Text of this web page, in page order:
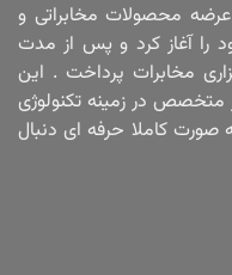
محصولات مخابراتی و
1383 فعالیت خود را آغاز کرد و پس از مدت
مخابرات پرداخت . این
متخصص در زمینه تکنولوژی
صورت کاملا حرفه ای دنبال